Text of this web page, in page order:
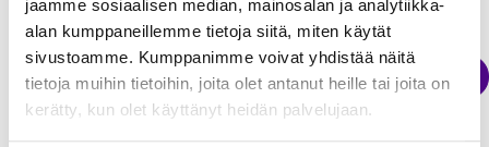
jaamme sosiaalisen median, mainosalan ja analytiikka-
alan kumppaneillemme tietoja siitä, miten käytät
sivustoamme. Kumppanimme voivat yhdistää näitä
tietoja muihin tietoihin, joita olet antanut heille tai joita on
kerätty, kun olet käyttänyt heidän palvelujaan.
Energiateollisuus
Sähkökatkokartta